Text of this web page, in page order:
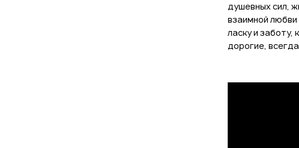
душевных сил,
взаимной
ласку и
дорогие,